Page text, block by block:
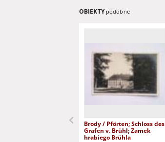
OBIEKTY podobne
Brody / Pförten; Schloss des
Grafen v. Brühl; Zamek
hrabiego Brühla